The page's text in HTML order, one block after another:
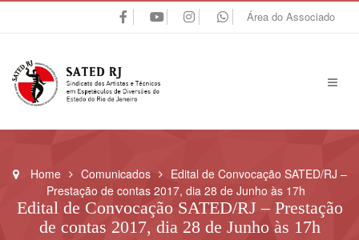
Área do Associado
Home Comunicados
Edital de Convocação SATED/RJ –
Prestação de contas 2017, dia 28 de Junho às 17h
Edital de Convocação SATED/RJ – Prestação
de contas 2017, dia 28 de Junho às 17h